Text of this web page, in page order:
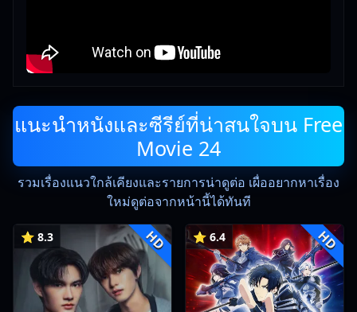
แนะนำหนังและซีรีย์ที่น่าสนใจบน Free
Movie 24
รวมเรื่องแนวใกล้เคียงและรายการน่าดูต่อ เผื่ออยากหาเรื่อง
ใหม่ดูต่อจากหน้านี้ได้ทันที
⭐ 8.3 HD ⭐ 6.4 HD